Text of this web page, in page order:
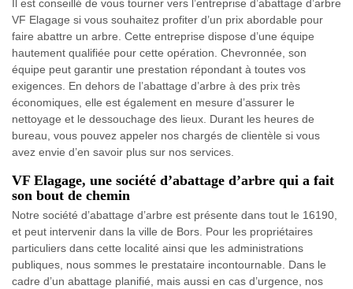
Il est conseillé de vous tourner vers l’entreprise d’abattage d’arbre
VF Elagage si vous souhaitez profiter d’un prix abordable pour
faire abattre un arbre. Cette entreprise dispose d’une équipe
hautement qualifiée pour cette opération. Chevronnée, son
équipe peut garantir une prestation répondant à toutes vos
exigences. En dehors de l’abattage d’arbre à des prix très
économiques, elle est également en mesure d’assurer le
nettoyage et le dessouchage des lieux. Durant les heures de
bureau, vous pouvez appeler nos chargés de clientèle si vous
avez envie d’en savoir plus sur nos services.
VF Elagage, une société d’abattage d’arbre qui a fait
son bout de chemin
Notre société d’abattage d’arbre est présente dans tout le 16190,
et peut intervenir dans la ville de Bors. Pour les propriétaires
particuliers dans cette localité ainsi que les administrations
publiques, nous sommes le prestataire incontournable. Dans le
cadre d’un abattage planifié, mais aussi en cas d’urgence, nos